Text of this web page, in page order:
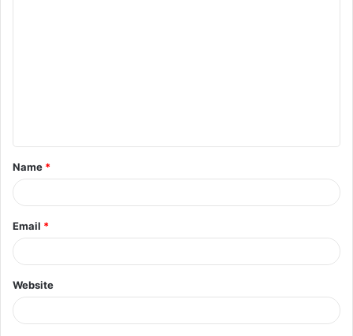
Name *
Email *
Website